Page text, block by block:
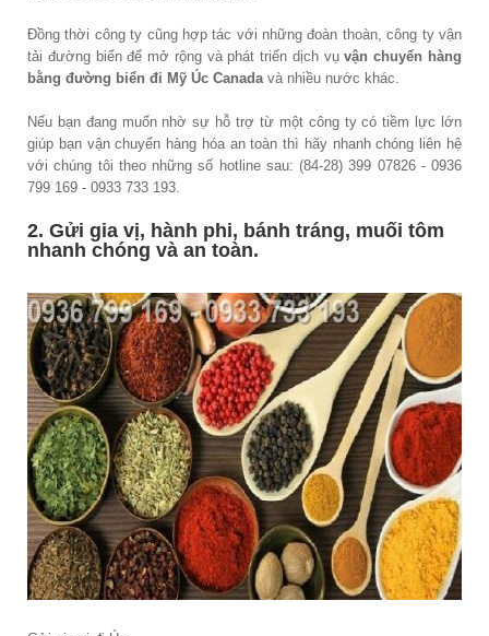
Đồng thời công ty cũng hợp tác với những đoàn thoàn, công ty vận
tải đường biển để mở rộng và phát triển dịch vụvận chuyển hàng
bằng đường biển đi Mỹ Úc Canada và nhiều nước khác.
Nếu bạn đang muốn nhờ sự hỗ trợ từ một công ty có tiềm lực lớn
giúp bạn vận chuyển hàng hóa an toàn thì hãy nhanh chóng liên hệ
với chúng tôi theo những số hotline sau: (84-28) 399 07826 - 0936
799 169 - 0933 733 193.
2. Gửi gia vị, hành phi, bánh tráng, muối tôm
nhanh chóng và an toàn.